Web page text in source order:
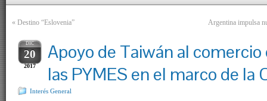
« Destino “Eslovenia” Argentina impulsa
DIC
20
2017
Apoyo de Taiwán al
las PYMES en el marco de la
Interés General